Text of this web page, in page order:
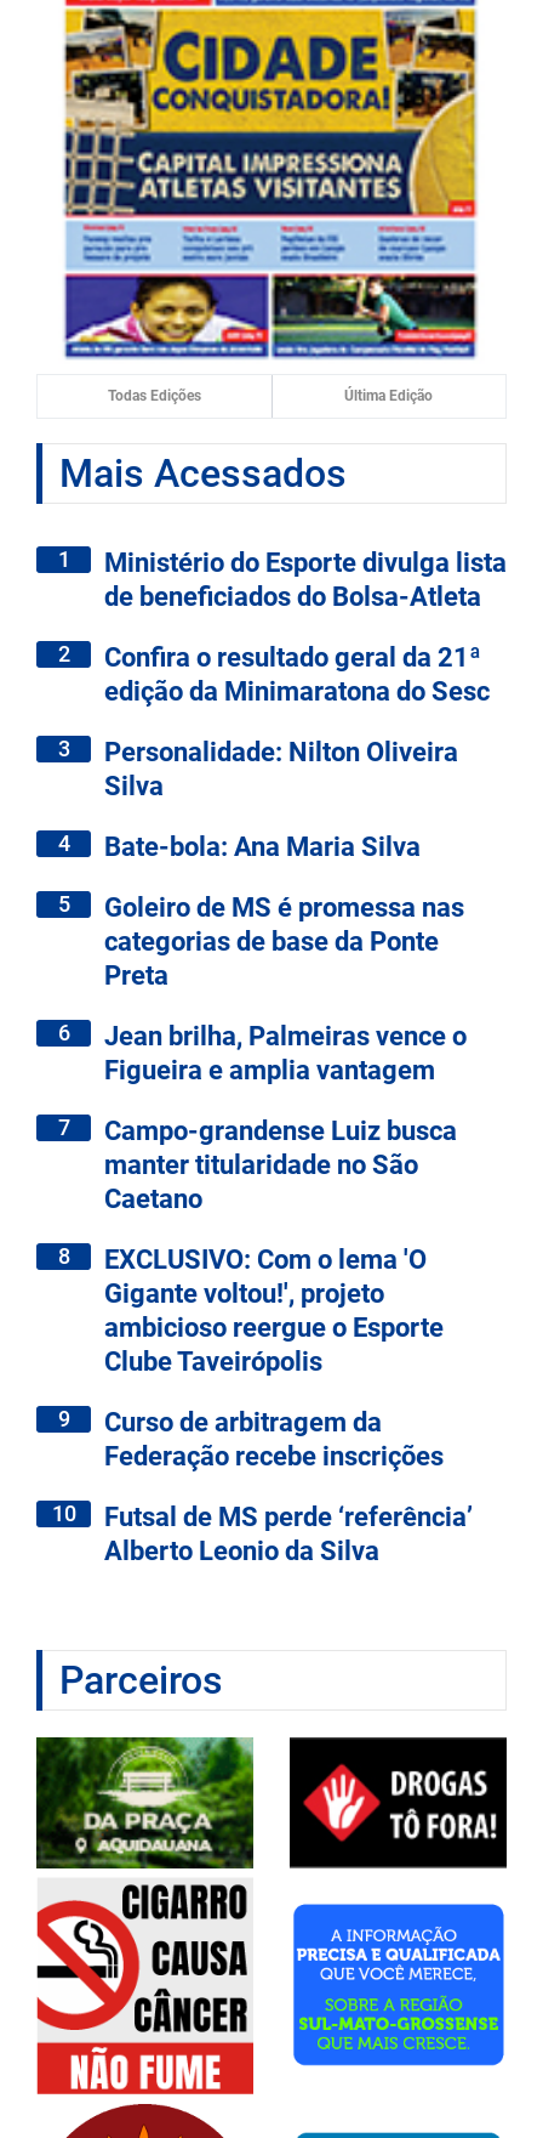
Todas Edições Última Edição
Mais Acessados
1
Ministério do Esporte divulga lista
de beneficiados do Bolsa-Atleta
2
Confira o resultado geral da 21ª
edição da Minimaratona do Sesc
3
Personalidade: Nilton Oliveira
Silva
4 Bate-bola: Ana Maria Silva
5
Goleiro de MS é promessa nas
categorias de base da Ponte
Preta
6
Jean brilha, Palmeiras vence o
Figueira e amplia vantagem
7
Campo-grandense Luiz busca
manter titularidade no São
Caetano
8
EXCLUSIVO: Com o lema 'O
Gigante voltou!', projeto
ambicioso reergue o Esporte
Clube Taveirópolis
9
Curso de arbitragem da
Federação recebe inscrições
10
Futsal de MS perde ‘referência’
Alberto Leonio da Silva
Parceiros